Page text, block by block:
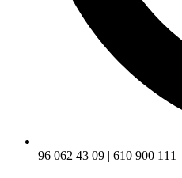
96 062 43 09 | 610 900 111